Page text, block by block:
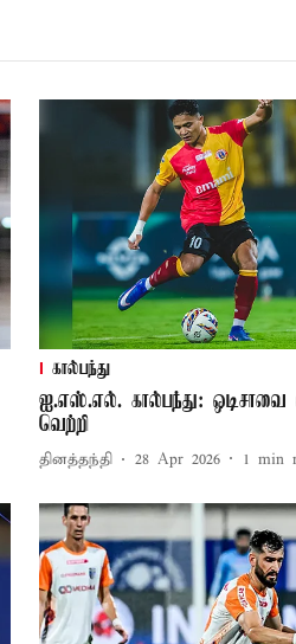
கால்பந்து
ஐ.எஸ்.எல். கால்பந்து:
வெற்றி
தினத்தந்தி 28 Apr 2026 1 min